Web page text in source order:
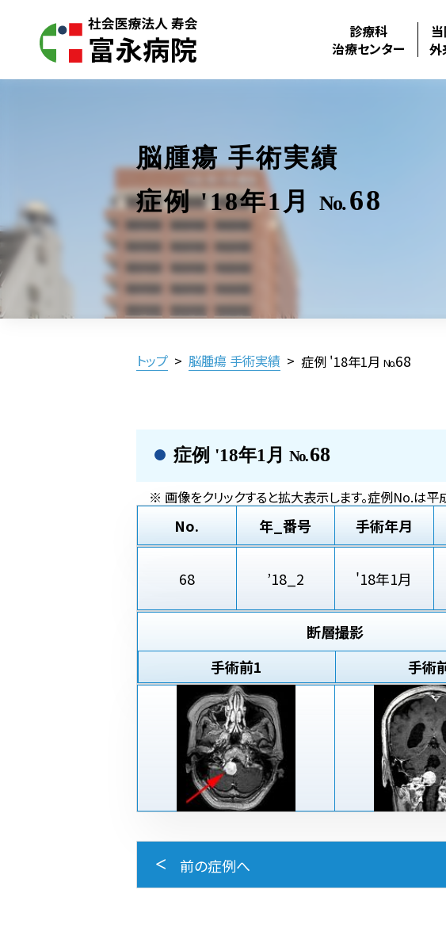
診療科
治療センター
外
脳腫瘍 手術実績
症例 '18年1月
No.68
トップ > 脳腫瘍 手術実績 > 症例 '18年1月No.68
症例 '18年1月 No.68
※ 画像をクリックすると拡大表示します。症例No.は平
No. 年_番号 手術年月
68 ’18_2 '18年1月
断層撮影
手術前1 手術
前の症例へ